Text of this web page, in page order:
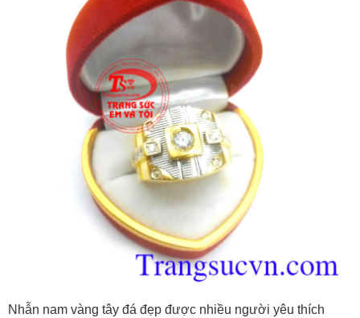
Nhẫn nam vàng tây đá đẹp được nhiều người yêu thích